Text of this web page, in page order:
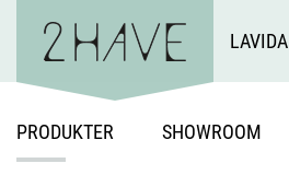
LAVIDA
PRODUKTER SHOWROOM